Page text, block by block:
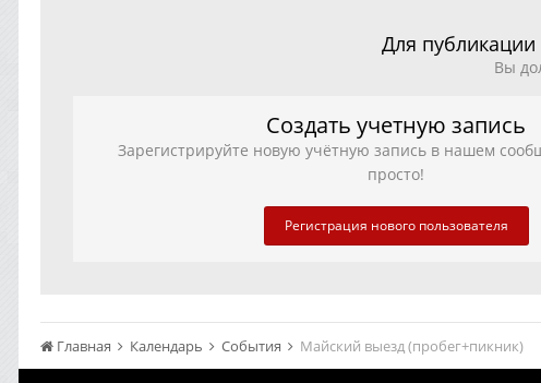
Для
Вы
Создать учетную запись
Зарегистрируйте новую учётную запись в нашем
просто!
Регистрация нового пользователя
Главная Календарь События Майский выезд (пробег+пикник)